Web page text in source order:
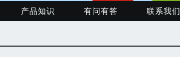
产品知识 有问有答 联系我们